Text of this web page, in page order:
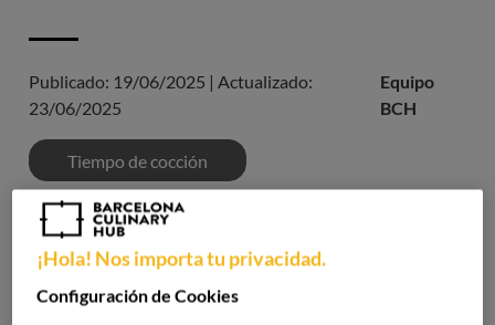
Publicado: 19/06/2025 | Actualizado:
23/06/2025
Equipo
BCH
Tiempo de cocción
Para trabajar en cocina, además de dominar las distintas
técnicas de preparación de los alimentos, hay que conocer
el tiempo de cocción de cada uno. Para personas
inexpertas, puede referirse al punto en el que están
¡Hola! Nos importa tu privacidad.
Configuración de Cookies